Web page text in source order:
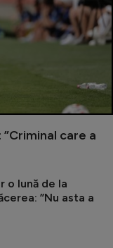
care a
o lună de la
”Nu asta a